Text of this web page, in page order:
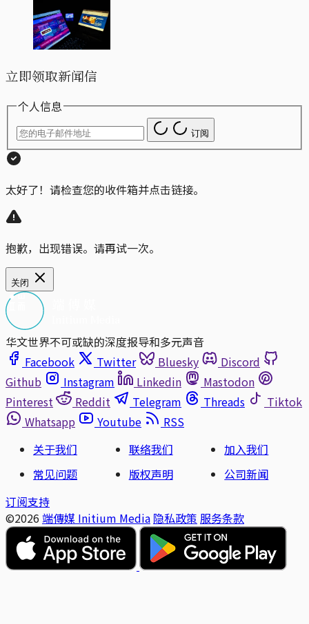
立即领取新闻信
个人信息
订阅
太好了！请检查您的收件箱并点击链接。
抱歉，出现错误。请再试一次。
关闭
华文世界不可或缺的深度报导和多元声音
Facebook
Twitter Bluesky
Discord
Github
Instagram Linkedin
Mastodon
Pinterest
Reddit Telegram Threads
Tiktok
Whatsapp
Youtube
RSS
关于我们
联络我们
加入我们
常见问题
版权声明
公司新闻
订阅支持
©2026 端傳媒 Initium Media 隐私政策 服务条款